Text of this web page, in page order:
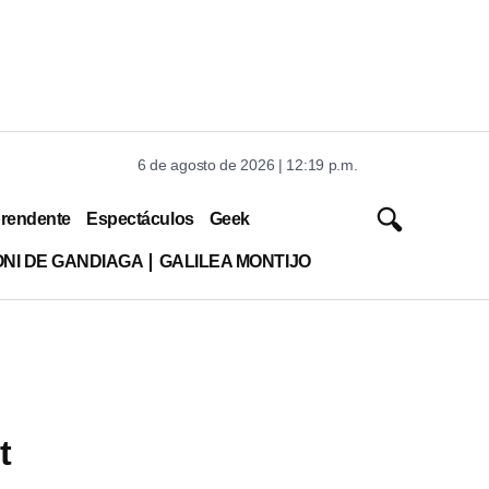
6 de agosto de 2026 | 12:19 p.m.
Espectáculos Geek
DE GANDIAGA GALILEA MONTIJO